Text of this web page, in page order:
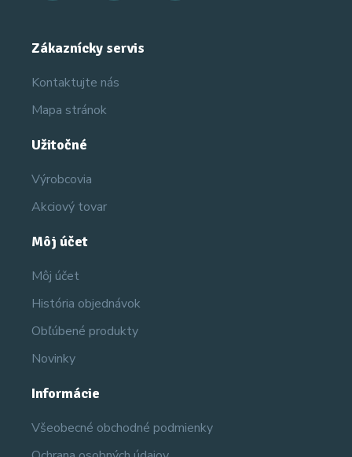
Zákaznícky servis
Kontaktujte nás
Mapa stránok
Užitočné
Výrobcovia
Akciový tovar
Môj účet
Môj účet
História objednávok
Obľúbené produkty
Novinky
Informácie
Všeobecné obchodné podmienky